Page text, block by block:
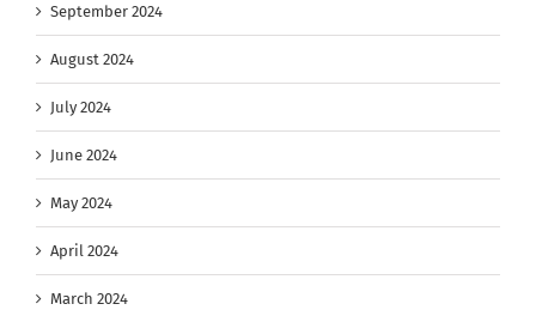
September 2024
August 2024
July 2024
June 2024
May 2024
April 2024
March 2024